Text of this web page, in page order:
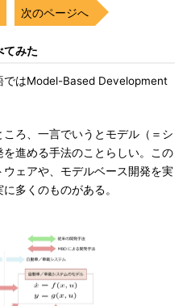
次のページへ
てみた
はModel-Based Development
ろ、一言でいうとモデル（＝シ
進める手法のことらしい。この
ェアや、モデルベース開発を実
多くのものがある。